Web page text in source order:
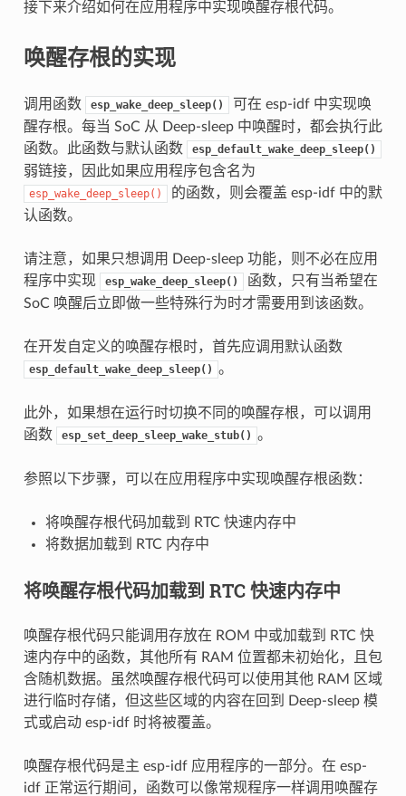
接下来介绍如何在应用程序中实现唤醒存根代码。
唤醒存根的实现
调用函数 esp_wake_deep_sleep()
可在 esp-idf 中实现唤
醒存根。每当 SoC 从 Deep-sleep 中唤醒时，都会执行此
函数。此函数与默认函数
esp_default_wake_deep_sleep()
弱链接，因此如果应用程序包含名为
esp_wake_deep_sleep()
的函数，则会覆盖 esp-idf 中的默
认函数。
请注意，如果只想调用 Deep-sleep 功能，则不必在应用
程序中实现
esp_wake_deep_sleep()
函数，只有当希望在
SoC 唤醒后立即做一些特殊行为时才需要用到该函数。
在开发自定义的唤醒存根时，首先应调用默认函数
esp_default_wake_deep_sleep() 。
此外，如果想在运行时切换不同的唤醒存根，可以调用
函数
esp_set_deep_sleep_wake_stub() 。
参照以下步骤，可以在应用程序中实现唤醒存根函数：
将唤醒存根代码加载到 RTC 快速内存中
将数据加载到 RTC 内存中
将唤醒存根代码加载到 RTC 快速内存中
唤醒存根代码只能调用存放在 ROM 中或加载到 RTC 快
速内存中的函数，其他所有 RAM 位置都未初始化，且包
含随机数据。虽然唤醒存根代码可以使用其他 RAM 区域
进行临时存储，但这些区域的内容在回到 Deep-sleep 模
式或启动 esp-idf 时将被覆盖。
唤醒存根代码是主 esp-idf 应用程序的一部分。在 esp-
idf 正常运行期间，函数可以像常规程序一样调用唤醒存